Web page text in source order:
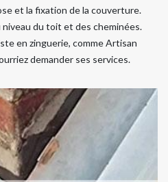
et la fixation de la couverture.
niveau du toit et des cheminées.
en zinguerie, comme Artisan
demander ses services.